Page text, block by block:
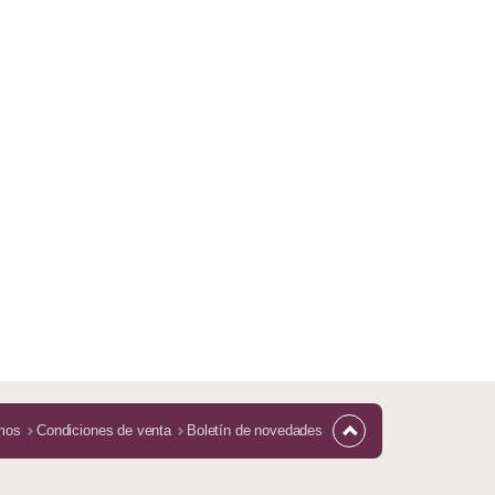
Condiciones de venta Boletín de novedades